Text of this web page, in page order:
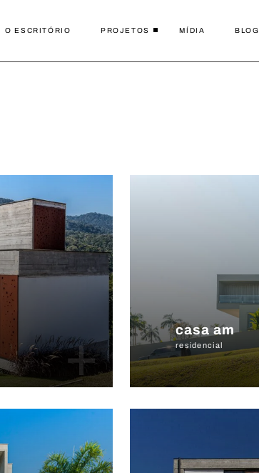
O ESCRITÓRIO PROJETOS MÍDIA BLOG
+ casa am
residencial